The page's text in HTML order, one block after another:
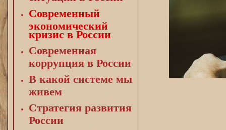
Современный
экономический
кризис в России
Современная
коррупция в России
В какой системе мы
живем
Стратегия развития
России